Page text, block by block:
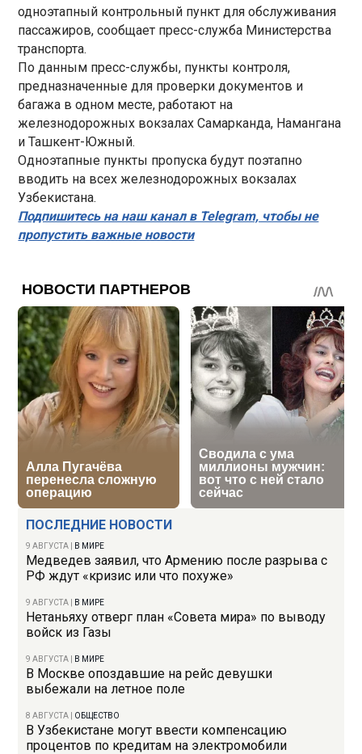
ПОСЛЕДНИЕ НОВОСТИ
9 АВГУСТА В МИРЕ
Медведев заявил, что Армению после разрыва с
РФ ждут «кризис или что похуже»
9 АВГУСТА В МИРЕ
Нетаньяху отверг план «Совета мира» по выводу
войск из Газы
9 АВГУСТА В МИРЕ
В Москве опоздавшие на рейс девушки
выбежали на летное поле
8 АВГУСТА ОБЩЕСТВО
В Узбекистане могут ввести компенсацию
процентов по кредитам на электромобили
одноэтапный контрольный пункт для обслуживания
пассажиров, сообщает пресс-служба Министерства
транспорта.
По данным пресс-службы, пункты контроля,
предназначенные для проверки документов и
багажа в одном месте, работают на
железнодорожных вокзалах Самарканда, Намангана
и Ташкент-Южный.
Одноэтапные пункты пропуска будут поэтапно
вводить на всех железнодорожных вокзалах
Узбекистана.
Подпишитесь на наш канал в Telegram, чтобы не
пропустить важные новости